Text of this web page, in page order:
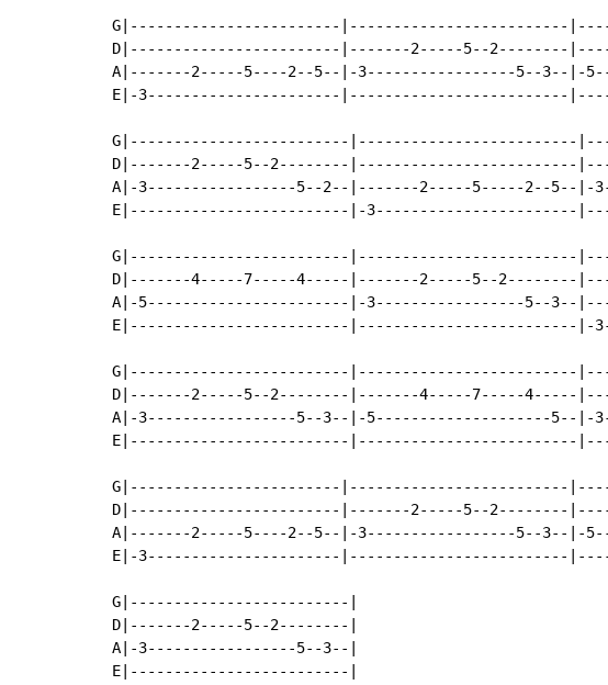
G|------------------------|-------------------------
D|------------------------|-------2-----5--2--------
A|-------2-----5----2--5--|-3-----------------5--3--|-
E|-3----------------------|-------------------------
G|-------------------------|-------------------------
D|-------2-----5--2--------|-------------------------
A|-3-----------------5--2--|-------2-----5-----2--5--|-
E|-------------------------|-3-----------------------
G|-------------------------|-------------------------
D|-------4-----7-----4-----|-------2-----5--2--------
A|-5-----------------------|-3-----------------5--3--
E|-------------------------|-------------------------|-
G|-------------------------|-------------------------
D|-------2-----5--2--------|-------4-----7-----4-----
A|-3-----------------5--3--|-5--------------------5--|-
E|-------------------------|-------------------------
G|------------------------|-------------------------
D|------------------------|-------2-----5--2--------
A|-------2-----5----2--5--|-3-----------------5--3--|-
E|-3----------------------|-------------------------
G|-------------------------|
D|-------2-----5--2--------|
A|-3-----------------5--3--|
E|-------------------------|